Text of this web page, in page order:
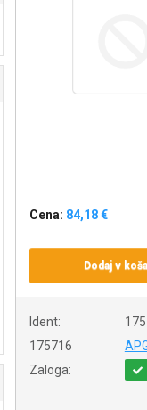
Cena: 84,18 €
Dodaj v
Ident:
175716
Zaloga: